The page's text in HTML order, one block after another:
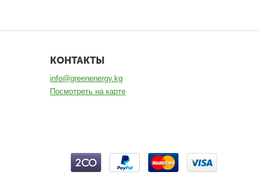
КОНТАКТЫ
info@greenenergy.kg
Посмотреть на карте